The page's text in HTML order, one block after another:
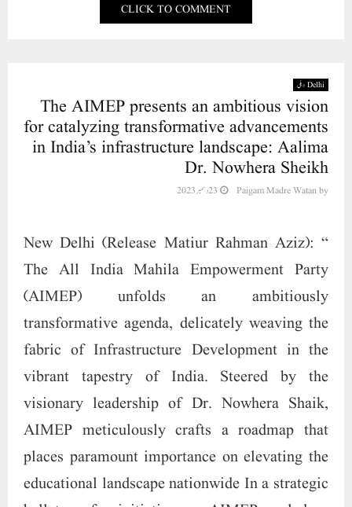
CLICK TO COMMENT
Delhi دہلی
The AIMEP presents an ambitious vision
for catalyzing transformative advancements
in India’s infrastructure landscape: Aalima
Dr. Nowhera Sheikh
by
Paigam Madre Watan 23 دسمبر 2023
“New Delhi (Release Matiur Rahman Aziz):
The All India Mahila Empowerment Party
(AIMEP) unfolds an ambitiously
transformative agenda, delicately weaving the
fabric of Infrastructure Development in the
vibrant tapestry of India. Steered by the
visionary leadership of Dr. Nowhera Shaik,
AIMEP meticulously crafts a roadmap that
places paramount importance on elevating the
educational landscape nationwide In a strategic